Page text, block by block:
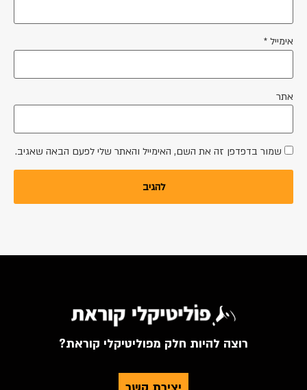
אימייל *
אתר
שמור בדפדפן זה את השם, האימייל והאתר שלי לפעם הבאה שאגיב.
רוצה להיות חלק מפוליטיקלי קוראת?